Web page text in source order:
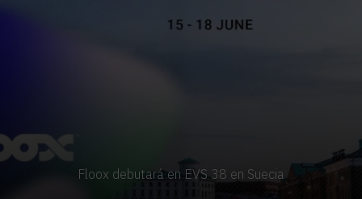
Floox debutará en EVS 38 en Suecia